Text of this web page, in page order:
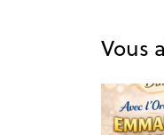
Vous